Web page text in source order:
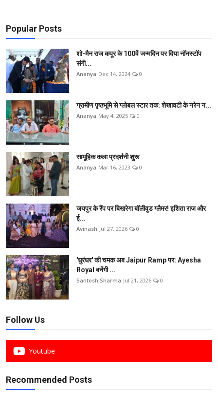
Popular Posts
शो-मैन राज कपूर के 100वें जन्मदिन पर दिया नॉनस्टॉप
संगी...
Ananya Dec 14, 2024 0
ग्रामीण पृष्ठभूमि से ग्लोबल स्टार तक: शेखावटी के नरेन न...
Ananya May 4, 2025 0
सामूहिक कला प्रदर्शनी शुरू
Ananya Mar 16, 2023 0
जयपुर के रैंप पर बिखरेगा बॉलीवुड ग्लैमर! इशिता राज और
ई...
Avinash Jul 27, 2026 0
'धुरंधर' की चमक अब Jaipur Ramp पर: Ayesha
Royal बनेंगी ...
Santosh Sharma Jul 21, 2026 0
Follow Us
Youtube
Recommended Posts